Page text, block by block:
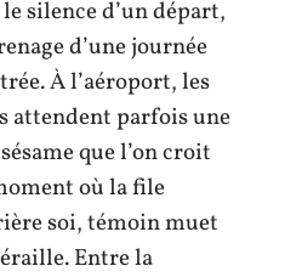
silence d’un départ,
d’une journée
À l’aéroport, les
attendent parfois une
que l’on croit
où la file
soi, témoin muet
Entre la